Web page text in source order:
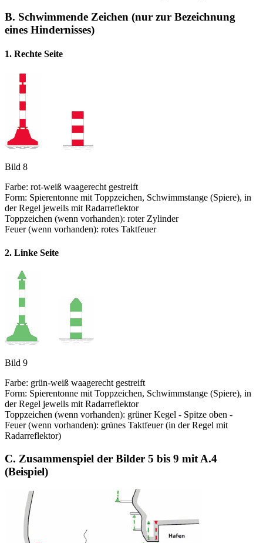
B. Schwimmende Zeichen (nur zur Bezeichnung
eines Hindernisses)
1. Rechte Seite
Bild 8
Farbe: rot-weiß waagerecht gestreift
Form: Spierentonne mit Toppzeichen, Schwimmstange (Spiere), in
der Regel jeweils mit Radarreflektor
Toppzeichen (wenn vorhanden): roter Zylinder
Feuer (wenn vorhanden): rotes Taktfeuer
2. Linke Seite
Bild 9
Farbe: grün-weiß waagerecht gestreift
Form: Spierentonne mit Toppzeichen, Schwimmstange (Spiere), in
der Regel jeweils mit Radarreflektor
Toppzeichen (wenn vorhanden): grüner Kegel - Spitze oben -
Feuer (wenn vorhanden): grünes Taktfeuer (in der Regel mit
Radarreflektor)
C. Zusammenspiel der Bilder 5 bis 9 mit A.4
(Beispiel)